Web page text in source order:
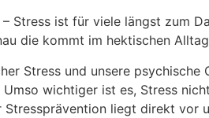
Stress ist für viele längst zum
die kommt im hektischen
Stress und unsere psychische
wichtiger ist es, Stress
liegt direkt vor